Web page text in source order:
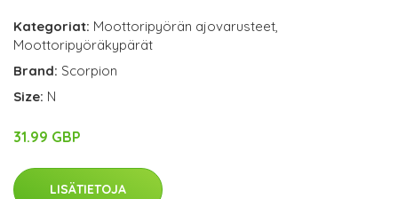
Kategoriat: Moottoripyörän ajovarusteet,
Moottoripyöräkypärät
Brand: Scorpion
Size: N
31.99 GBP
LISÄTIETOJA